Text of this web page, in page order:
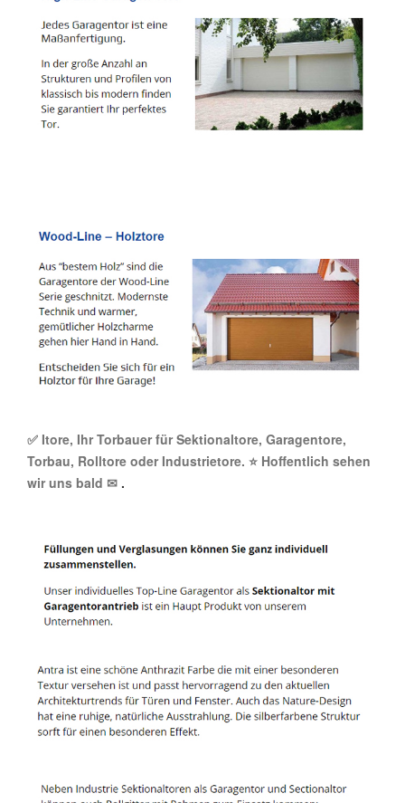
✅ Itore, Ihr Torbauer für Sektionaltore, Garagentore,
Torbau, Rolltore oder Industrietore. ⭐ Hoffentlich sehen
wir uns bald ✉ .